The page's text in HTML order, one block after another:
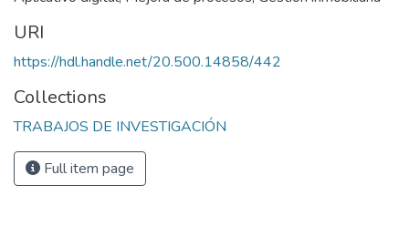
URI
https://hdl.handle.net/20.500.14858/442
Collections
TRABAJOS DE INVESTIGACIÓN
Full item page